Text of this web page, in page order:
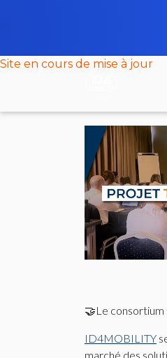
Site en cours de mise à jour
🤝Le
ID4MOBILITY
marché des